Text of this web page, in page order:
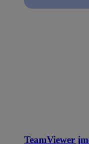
TeamViewer